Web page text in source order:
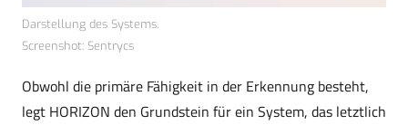
Darstellung des Systems.
Screenshot: Sentrycs
Obwohl die primäre Fähigkeit in der Erkennung besteht,
legt HORIZON den Grundstein für ein System, das letztlich